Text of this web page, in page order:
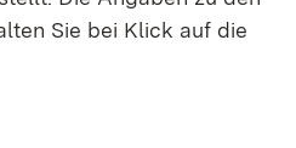
Sie bei Klick auf die